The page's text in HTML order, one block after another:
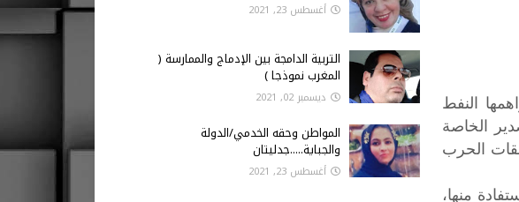
النفط
الخاصة
الحرب
منها،
أغسطس 23, 2021
التربية الدامجة بين الإدماج والممارسة (
المغرب نموذجا )
ديسمبر 02, 2021
المواطن وحقه الخدمي/الدولة
والجباية.....جدليتان
أغسطس 23, 2021